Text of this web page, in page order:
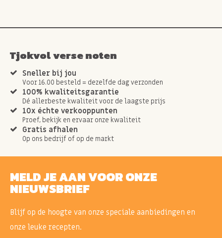
Tjokvol verse noten
Sneller bij jou
Voor 16.00 besteld = dezelfde dag verzonden
100% kwaliteitsgarantie
Dé allerbeste kwaliteit voor de laagste prijs
10x échte verkooppunten
Proef, bekijk en ervaar onze kwaliteit
Gratis afhalen
Op ons bedrijf of op de markt
MELD JE AAN VOOR ONZE
NIEUWSBRIEF
Blijf op de hoogte van onze speciale aanbiedingen en
onze leuke recepten.